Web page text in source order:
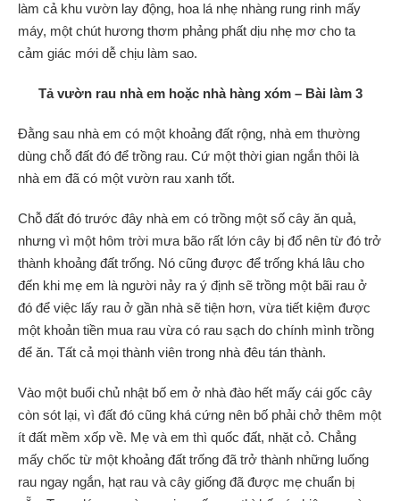
làm cả khu vườn lay động, hoa lá nhẹ nhàng rung rinh mấy
máy, một chút hương thơm phảng phất dịu nhẹ mơ cho ta
cảm giác mới dễ chịu làm sao.
Tả vườn rau nhà em hoặc nhà hàng xóm– Bài làm 3
Đằng sau nhà em có một khoảng đất rộng, nhà em thường
dùng chỗ đất đó để trồng rau. Cứ một thời gian ngắn thôi là
nhà em đã có một vườn rau xanh tốt.
Chỗ đất đó trước đây nhà em có trồng một số cây ăn quả,
nhưng vì một hôm trời mưa bão rất lớn cây bị đổ nên từ đó trở
thành khoảng đất trống. Nó cũng được để trống khá lâu cho
đến khi mẹ em là người nảy ra ý định sẽ trồng một bãi rau ở
đó để việc lấy rau ở gần nhà sẽ tiện hơn, vừa tiết kiệm được
một khoản tiền mua rau vừa có rau sạch do chính mình trồng
để ăn. Tất cả mọi thành viên trong nhà đêu tán thành.
Vào một buổi chủ nhật bố em ở nhà đào hết mấy cái gốc cây
còn sót lại, vì đất đó cũng khá cứng nên bố phải chở thêm một
ít đất mềm xốp về. Mẹ và em thì quốc đất, nhặt cỏ. Chẳng
mấy chốc từ một khoảng đất trống đã trở thành những luống
rau ngay ngắn, hạt rau và cây giống đã được mẹ chuẩn bị